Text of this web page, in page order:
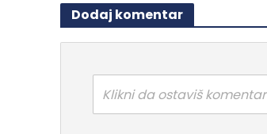
Dodaj komentar
Klikni da ostaviš komentar